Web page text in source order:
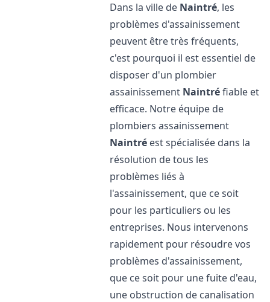
Dans la ville de Naintré, les
problèmes d'assainissement
peuvent être très fréquents,
c'est pourquoi il est essentiel de
disposer d'un plombier
assainissement Naintréfiable et
efficace. Notre équipe de
plombiers assainissement
Naintré est spécialisée dans la
résolution de tous les
problèmes liés à
l'assainissement, que ce soit
pour les particuliers ou les
entreprises. Nous intervenons
rapidement pour résoudre vos
problèmes d'assainissement,
que ce soit pour une fuite d'eau,
une obstruction de canalisation